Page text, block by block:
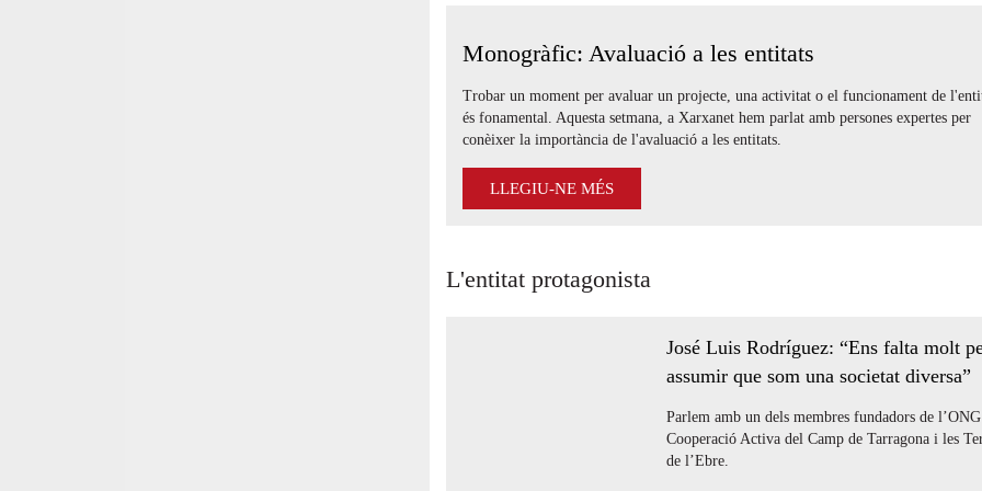
Monogràfic: Avaluació a les entitats
Trobar un moment per avaluar un projecte, una activitat o el funcionament de
és fonamental. Aquesta setmana, a Xarxanet hem parlat amb persones expertes per
conèixer la importància de l'avaluació a les entitats.
LLEGIU-NE MÉS
L'entitat protagonista
José Luis Rodríguez: “Ens falta molt
assumir que som una societat diversa”
Parlem amb un dels membres fundadors de l’ONG
Cooperació Activa del Camp de Tarragona i les
de l’Ebre.